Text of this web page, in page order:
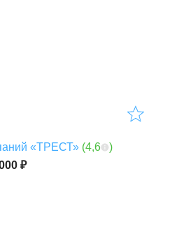
₽
«ТРЕСТ» (4,6 )